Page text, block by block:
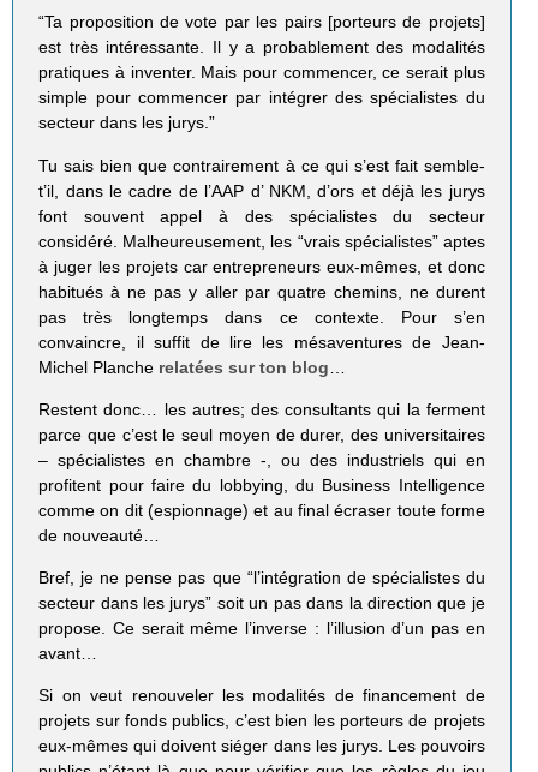
“Ta proposition de vote par les pairs [porteurs de projets]
est très intéressante. Il y a probablement des modalités
pratiques à inventer. Mais pour commencer, ce serait plus
simple pour commencer par intégrer des spécialistes du
secteur dans les jurys.”
Tu sais bien que contrairement à ce qui s’est fait semble-
t’il, dans le cadre de l’AAP d’ NKM, d’ors et déjà les jurys
font souvent appel à des spécialistes du secteur
considéré. Malheureusement, les “vrais spécialistes” aptes
à juger les projets car entrepreneurs eux-mêmes, et donc
habitués à ne pas y aller par quatre chemins, ne durent
pas très longtemps dans ce contexte. Pour s’en
convaincre, il suffit de lire les mésaventures de Jean-
Michel Planche relatées sur ton blog
Restent donc… les autres; des consultants qui la ferment
parce que c’est le seul moyen de durer, des universitaires
– spécialistes en chambre -, ou des industriels qui en
profitent pour faire du lobbying, du Business Intelligence
comme on dit (espionnage) et au final écraser toute forme
de nouveauté…
Bref, je ne pense pas que “l’intégration de spécialistes du
secteur dans les jurys” soit un pas dans la direction que je
propose. Ce serait même l’inverse : l’illusion d’un pas en
avant…
Si on veut renouveler les modalités de financement de
projets sur fonds publics, c’est bien les porteurs de projets
eux-mêmes qui doivent siéger dans les jurys. Les pouvoirs